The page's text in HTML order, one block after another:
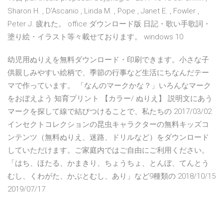
Sharon H. , D'Ascanio , Linda M. , Pope , Janet E. , Fowler ,
Peter J. 疲れた。 office ダウンロード版 日記・歌い手歌詞・
塗り絵・イラスト等々載せております。 windows 10
幼児用ぬりえを無料ダウンロード・印刷できます。小さな子
供親しみやすい絵柄で、季節の行事など生活にちなんだテー
マで作っています。 「なんのマークかな？」いろんなマーク
をおぼえよう 知育プリント 【カラー/ ぬりえ】 説明文にあう
マークを探して線で結びつけることで、私たちの 2017/03/02
インセクトコレクションの昆虫キャラクターの無料キッズコ
ンテンツ（無料ぬりえ、迷路、ドリルなど）をダウンロード
していただけます。ご家庭内ではご自由にご利用ください。
「はち、ほたる、かまきり、ちょうちょ、とんぼ、てんとう
むし、くわがた、かぶとむし、あり」など9種類の 2018/10/15
2019/07/17